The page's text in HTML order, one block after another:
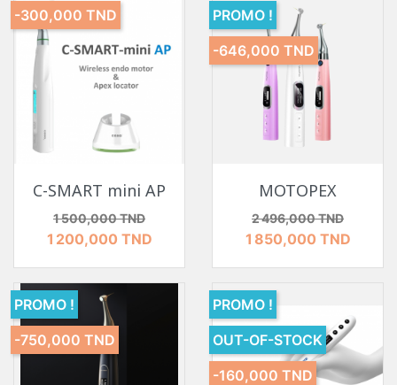
C-SMART mini AP
Prix de base
1 500,000 TNDPrix
1 200,000 TND
-300,000 TND
MOTOPEX
Prix de base
2 496,000 TNDPrix
1 850,000 TND
PROMO !
-646,000 TND
PROMO !
-750,000 TND
PROMO !
OUT-OF-STOCK
-160,000 TND